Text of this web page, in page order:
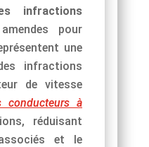
infractions
pour
une
infractions
de vitesse
conducteurs à
réduisant
et le